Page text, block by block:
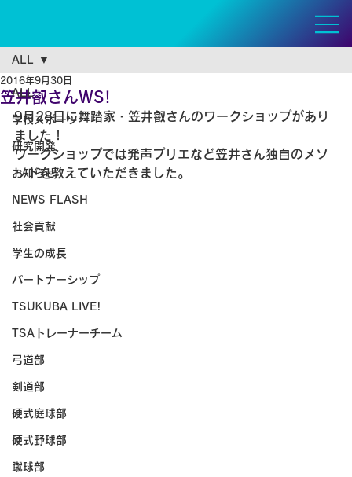
ALL
学校スポーツ
研究開発
お知らせ
NEWS FLASH
社会貢献
学生の成長
パートナーシップ
TSUKUBA LIVE!
TSAトレーナーチーム
弓道部
剣道部
硬式庭球部
硬式野球部
蹴球部
ALL
笠井叡さんWS!
2016年9月30日
9月28日に舞踏家・笠井叡さんのワークショップがあり
ました！
ワークショップでは発声プリエなど笠井さん独自のメソ
ッドを教えていただきました。